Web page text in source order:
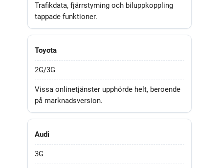
Trafikdata, fjärrstyrning och biluppkoppling
tappade funktioner.
Toyota
2G/3G
Vissa onlinetjänster upphörde helt, beroende
på marknadsversion.
Audi
3G